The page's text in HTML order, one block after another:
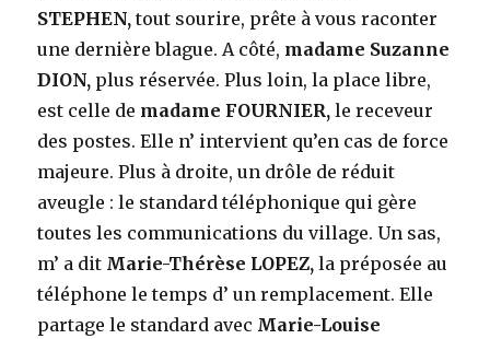
STEPHEN,tout sourire, prête à vous raconter
une dernière blague. A côté, madame Suzanne
DION, plus réservée. Plus loin, la place libre,
est celle de madame FOURNIER,le receveur
des postes. Elle n’ intervient qu’en cas de force
majeure. Plus à droite, un drôle de réduit
aveugle : le standard téléphonique qui gère
toutes les communications du village. Un sas,
m’ a dit Marie-Thérèse LOPEZ, la préposée au
téléphone le temps d’ un remplacement. Elle
partage le standard avec Marie-Louise